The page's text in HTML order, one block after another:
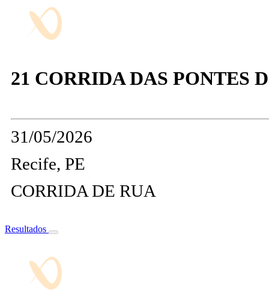
21 CORRIDA DAS PONTES
31/05/2026
Recife, PE
CORRIDA DE RUA
Resultados